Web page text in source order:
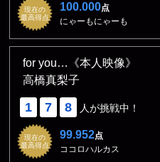
現在の
最高得点
100.000点
にゃーもにゃーも
for you…《本人映像》
高橋真梨子
1 7 8 人が挑戦中！
現在の
最高得点
99.952点
ココロハルカス